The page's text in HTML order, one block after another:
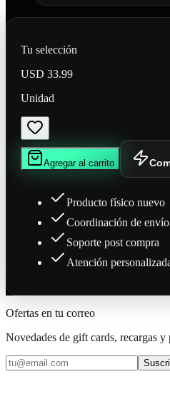
Tu selección
USD 33.99
Unidad
Agregar al carrito
Producto físico nuevo
Coordinación de envío
Soporte post compra
Atención
Ofertas en tu correo
Novedades de gift cards, recargas y